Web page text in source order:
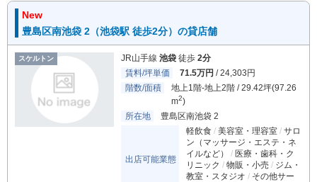
New
豊島区南池袋 2（池袋駅 徒歩2分）の貸店舗
スケルトン JR山手線 池袋 徒歩 2分
賃料/坪単価
71.5万円 / 24,303円
階数/面積
地上1階-地上2階 / 29.42坪(97.26
m2)
所在地
豊島区南池袋 2
出店可能業態
軽飲食 美容室・理容室
サロ
ン（マッサージ・エステ・ネ
イルなど）
医療・歯科・ク
リニック
物販・小売
ジム・
教室・スタジオ
その他サー